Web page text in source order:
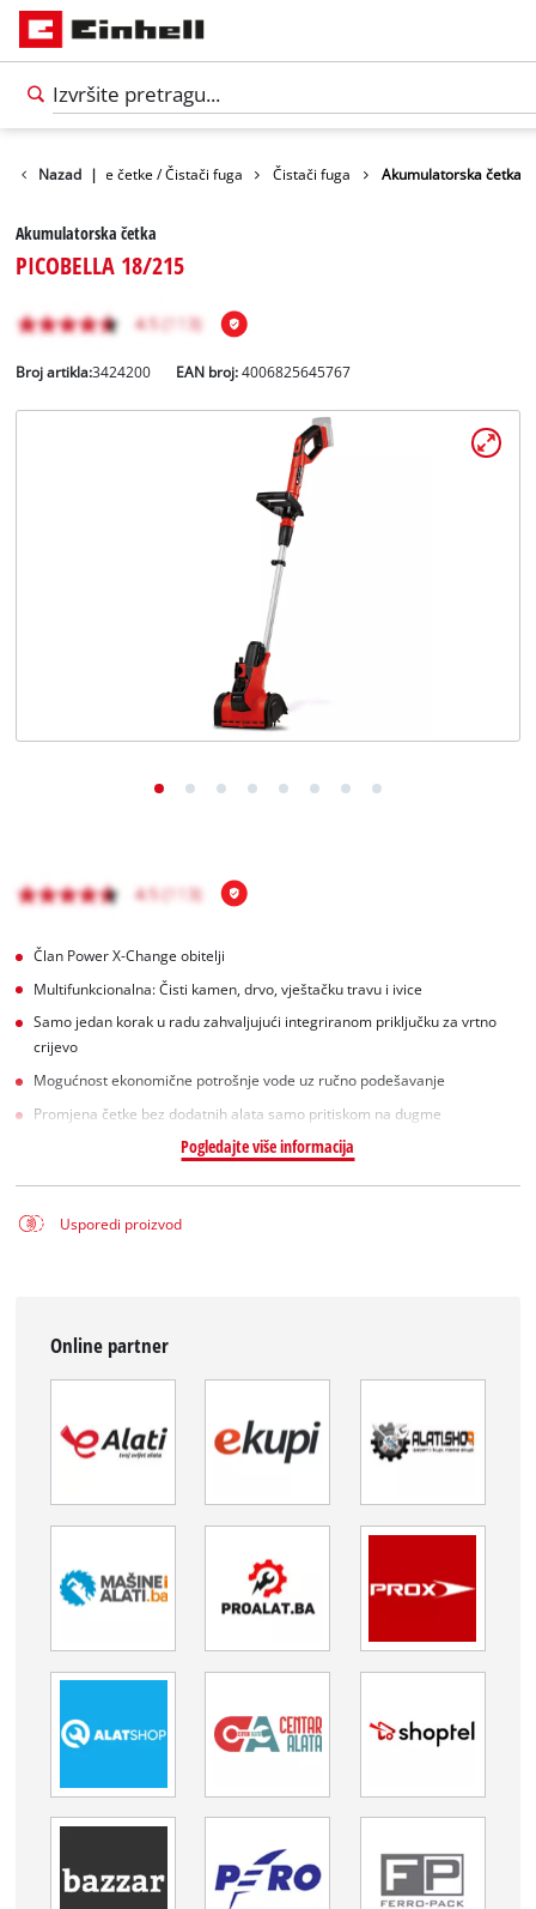
Nazad |
Površinske četke / Čistači fuga Čistači fuga Akumulatorska četka
Akumulatorska četka
PICOBELLA 18/215
Broj artikla:3424200 EAN broj:4006825645767
Član Power X-Change obitelji
Multifunkcionalna: Čisti kamen, drvo, vještačku travu i ivice
Samo jedan korak u radu zahvaljujući integriranom priključku za vrtno
crijevo
Mogućnost ekonomične potrošnje vode uz ručno podešavanje
Promjena četke bez dodatnih alata samo pritiskom na dugme
Pogledajte više informacija
Usporedi proizvod
Online partner